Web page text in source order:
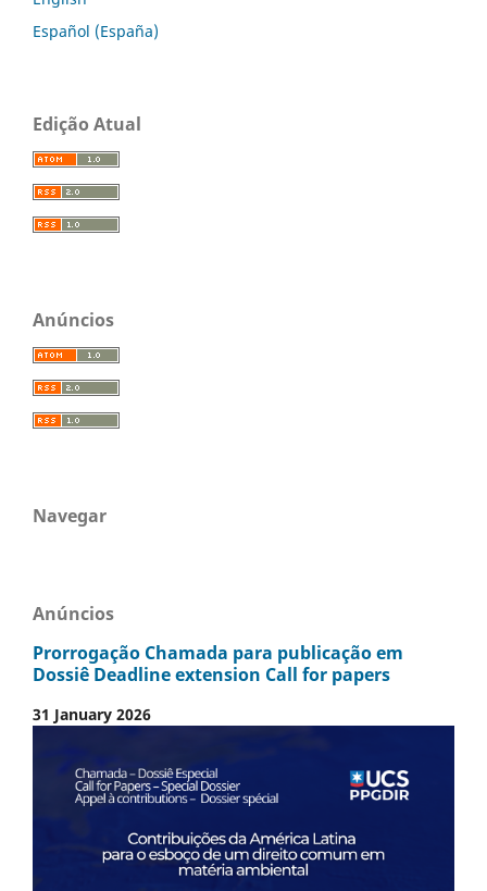
Español (España)
Edição Atual
Anúncios
Navegar
Anúncios
Prorrogação Chamada para publicação em
Dossiê Deadline extension Call for papers
31 January 2026